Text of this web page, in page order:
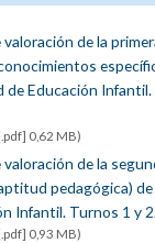
de la
de Educación
0,62 MB)
de la
pedagógica) de
Infantil. Turnos 1 y
0,93 MB)